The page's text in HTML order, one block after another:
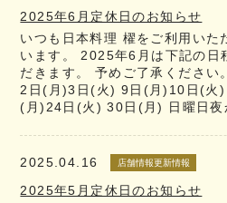
2025年6月定休日のお知らせ
いつも日本料理 櫂をご利用いた
います。 2025年6月は下記の日
だきます。 予めご了承くださ
2日(月)3日(火) 9日(月)10日(火
(月)24日(火) 30日(月) 日曜日夜
2025.04.16 店舗情報更新情報
2025年5月定休日のお知らせ